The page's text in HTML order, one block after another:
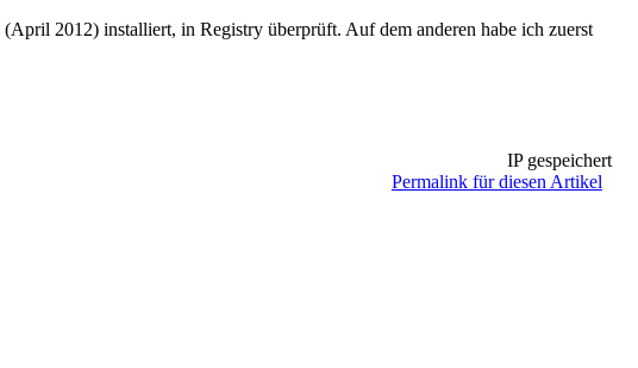
2012) installiert, in Registry überprüft. Auf dem anderen habe ich zuerst
IP gespeichert
Permalink für diesen Artikel